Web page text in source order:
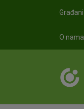
Građani
O nama